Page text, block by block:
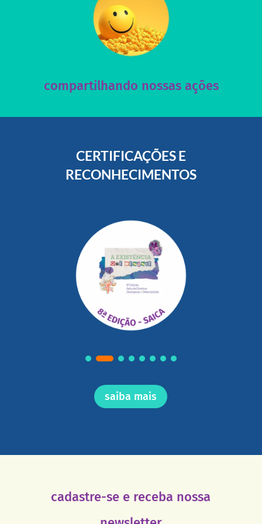
compartilhando nossas ações
Acesse nossas redes sociais e nos ajude compartilhando
nossos posts e nosso site!
acesse nosso instagram
CERTIFICAÇÕES E
RECONHECIMENTOS
saiba mais
cadastre-se e receba nossa